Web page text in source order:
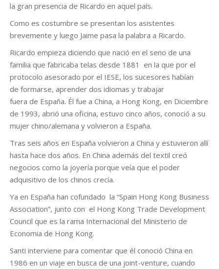
la gran presencia de Ricardo en aquel país.
Como es costumbre se presentan los asistentes
brevemente y luego Jaime pasa la palabra a Ricardo.
Ricardo empieza diciendo que nació en el seno de una
familia que fabricaba telas desde 1881 en la que por el
protocolo asesorado por el IESE, los sucesores habían
de formarse, aprender dos idiomas y trabajar
fuera de España. Él fue a China, a Hong Kong, en Diciembre
de 1993, abrió una oficina, estuvo cinco años, conoció a su
mujer chino/alemana y volvieron a España.
Tras seis años en España volvieron a China y estuvieron allí
hasta hace dos años. En China además del textil creó
negocios como la joyería porque veía que el poder
adquisitivo de los chinos crecía.
Ya en España han cofundado la “Spain Hong Kong Business
Association”, junto con el Hong Kong Trade Development
Council que es la rama Internacional del Ministerio de
Economia de Hong Kong.
Santi interviene para comentar que él conoció China en
1986 en un viaje en busca de una joint-venture, cuando